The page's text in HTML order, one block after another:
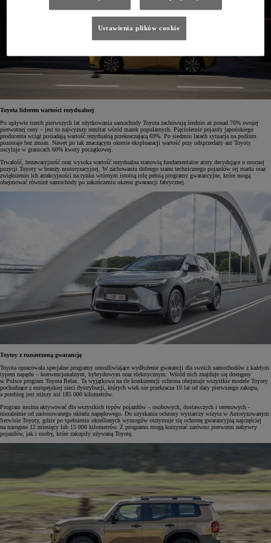
Toyota liderem wartości rezydualnej
Po upływie trzech pierwszych lat użytkowania samochody Toyota zachowują średnio aż ponad 76% swojej
pierwotnej ceny – jest to najwyższy rezultat wśród marek popularnych. Pięcioletnie pojazdy japońskiego
producenta wciąż posiadają wartość rezydualną przekraczającą 69%. Po siedmiu latach sytuacja na podium
pozostaje bez zmian. Nawet po tak znaczącym okresie eksploatacji wartość przy odsprzedaży aut Toyoty
oscyluje w granicach 60% kwoty początkowej.
Trwałość, bezawaryjność oraz wysoka wartość rezydualna stanowią fundamentalne atuty decydujące o mocnej
pozycji Toyoty w branży motoryzacyjnej. W zachowaniu dobrego stanu technicznego pojazdów tej marki oraz
zwiększeniu ich atrakcyjności na rynku wtórnym istotną rolę pełnią programy gwarancyjne, które mogą
obejmować również samochody po zakończeniu okresu gwarancji fabrycznej.
Toytoy z rozszerzoną gwarancją
Toyota opracowała specjalne programy umożliwiające wydłużenie gwarancji dla swoich samochodów z każdym
typem napędu – konwencjonalnym, hybrydowym oraz elektrycznym. Wśród nich znajduje się dostępny
w Polsce program Toyota Relax. Ta wyjątkowa na tle konkurencji ochrona obejmuje wszystkie modele Toyoty
pochodzące z europejskiej sieci dystrybucji, których wiek nie przekracza 10 lat od daty pierwszego zakupu,
a przebieg jest niższy niż 185 000 kilometrów.
Program można aktywować dla wszystkich typów pojazdów – osobowych, dostawczych i terenowych -
niezależnie od zastosowanego układu napędowego. Do uzyskania ochrony wystarczy wizyta w Autoryzowanym
Serwisie Toyoty, gdzie po spełnieniu określonych wymogów otrzymuje się ochronę gwarancyjną najczęściej
na następne 12 miesięcy lub 15 000 kilometrów. Z programu mogą korzystać zarówno pierwotni nabywcy
pojazdów, jak i osoby, które zakupiły używaną Toyotę.
Ustawienia plików cookie